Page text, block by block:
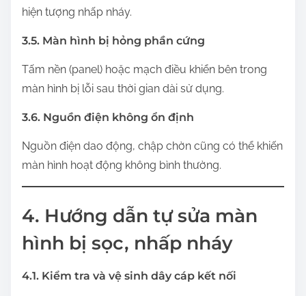
hiện tượng nhấp nháy.
3.5. Màn hình bị hỏng phần cứng
Tấm nền (panel) hoặc mạch điều khiển bên trong
màn hình bị lỗi sau thời gian dài sử dụng.
3.6. Nguồn điện không ổn định
Nguồn điện dao động, chập chờn cũng có thể khiến
màn hình hoạt động không bình thường.
4. Hướng dẫn tự sửa màn
hình bị sọc, nhấp nháy
4.1. Kiểm tra và vệ sinh dây cáp kết nối